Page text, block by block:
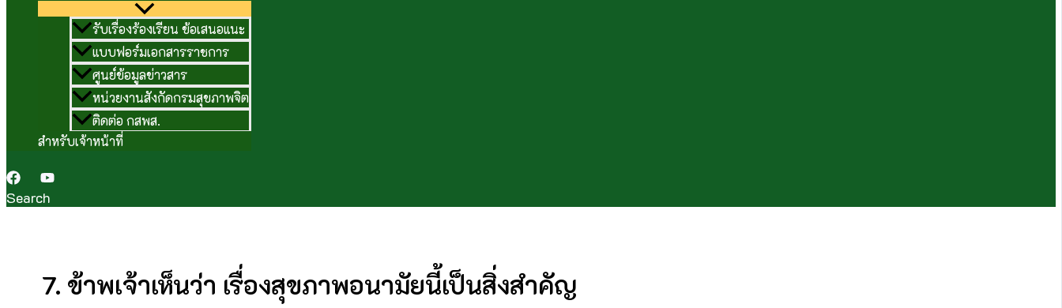
รับเรื่องร้องเรียน ข้อเสนอแนะ
แบบฟอร์มเอกสารราชการ
ศูนย์ข้อมูลข่าวสาร
หน่วยงานสังกัดกรมสุขภาพจิต
ติดต่อ กสพส.
สำหรับเจ้าหน้าที่
Search
7. ข้าพเจ้าเห็นว่า เรื่องสุขภาพอนามัยนี้เป็นสิ่งสำคัญ